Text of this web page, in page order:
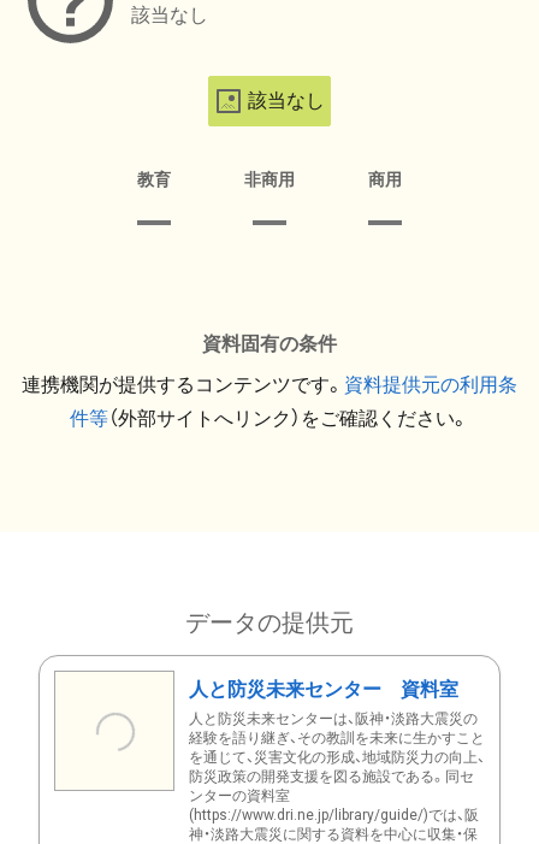
該当なし
該当なし
教育 非商用 商用
資料固有の条件
連携機関が提供するコンテンツです。 資料提供元の利用条
件等（外部サイトへリンク）をご確認ください。
データの提供元
人と防災未来センター 資料室
人と防災未来センターは、阪神・淡路大震災の
経験を語り継ぎ、その教訓を未来に生かすこと
を通じて、災害文化の形成、地域防災力の向上、
防災政策の開発支援を図る施設である。同セ
ンターの資料室
(https://www.dri.ne.jp/library/guide/)では、阪
神・淡路大震災に関する資料を中心に収集・保